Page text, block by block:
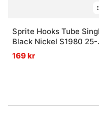
Sprite Hooks Tube
Black Nickel S1980 25-
pack
169 kr